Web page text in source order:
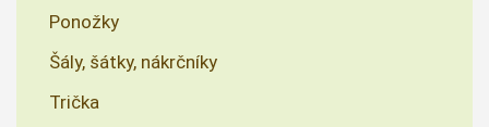
Ponožky
Šály, šátky, nákrčníky
Trička